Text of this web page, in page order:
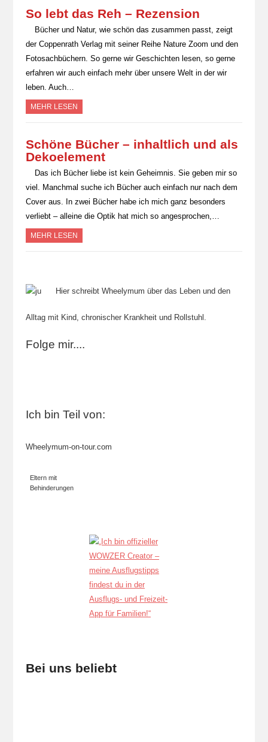
So lebt das Reh – Rezension
Bücher und Natur, wie schön das zusammen passt, zeigt
der Coppenrath Verlag mit seiner Reihe Nature Zoom und den
Fotosachbüchern. So gerne wir Geschichten lesen, so gerne
erfahren wir auch einfach mehr über unsere Welt in der wir
leben. Auch…
MEHR LESEN
Schöne Bücher – inhaltlich und als
Dekoelement
Das ich Bücher liebe ist kein Geheimnis. Sie geben mir so
viel. Manchmal suche ich Bücher auch einfach nur nach dem
Cover aus. In zwei Bücher habe ich mich ganz besonders
verliebt – alleine die Optik hat mich so angesprochen,…
MEHR LESEN
Hier schreibt Wheelymum über das Leben und den
Alltag mit Kind, chronischer Krankheit und Rollstuhl.
Folge mir....
Ich bin Teil von:
Wheelymum-on-tour.com
Eltern mit
Behinderungen
Bei uns beliebt